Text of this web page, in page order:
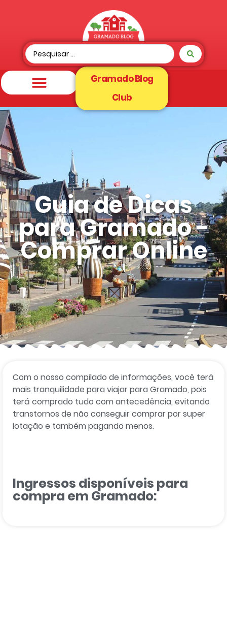
Gramado Blog
Club
Guia de Dicas
para Gramado -
Comprar Online
Com o nosso compilado de informações, você terá
mais tranquilidade para viajar para Gramado, pois
terá comprado tudo com antecedência, evitando
transtornos de não conseguir comprar por super
lotação e também pagando menos.
Ingressos disponíveis para
compra em Gramado: